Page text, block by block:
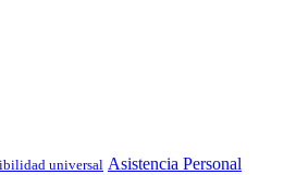
universal Asistencia Personal